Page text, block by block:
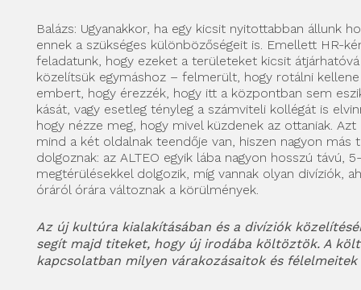
Balázs: Ugyanakkor, ha egy kicsit nyitottabban állunk
ennek a szükséges különbözőségeit is. Emellett HR-
feladatunk, hogy ezeket a területeket kicsit
közelítsük egymáshoz – felmerült, hogy rotálni
embert, hogy érezzék, hogy itt a központban sem
kását, vagy esetleg tényleg a számviteli kollégát is
hogy nézze meg, hogy mivel küzdenek az ottaniak.
mind a két oldalnak teendője van, hiszen nagyon más
dolgoznak: az ALTEO egyik lába nagyon hosszú távú,
megtérülésekkel dolgozik, míg vannak olyan divíziók,
óráról órára változnak a körülmények.
Az új kultúra kialakításában és a divíziók
segít majd titeket, hogy új irodába költöztök. A
kapcsolatban milyen várakozásaitok és félelmeitek